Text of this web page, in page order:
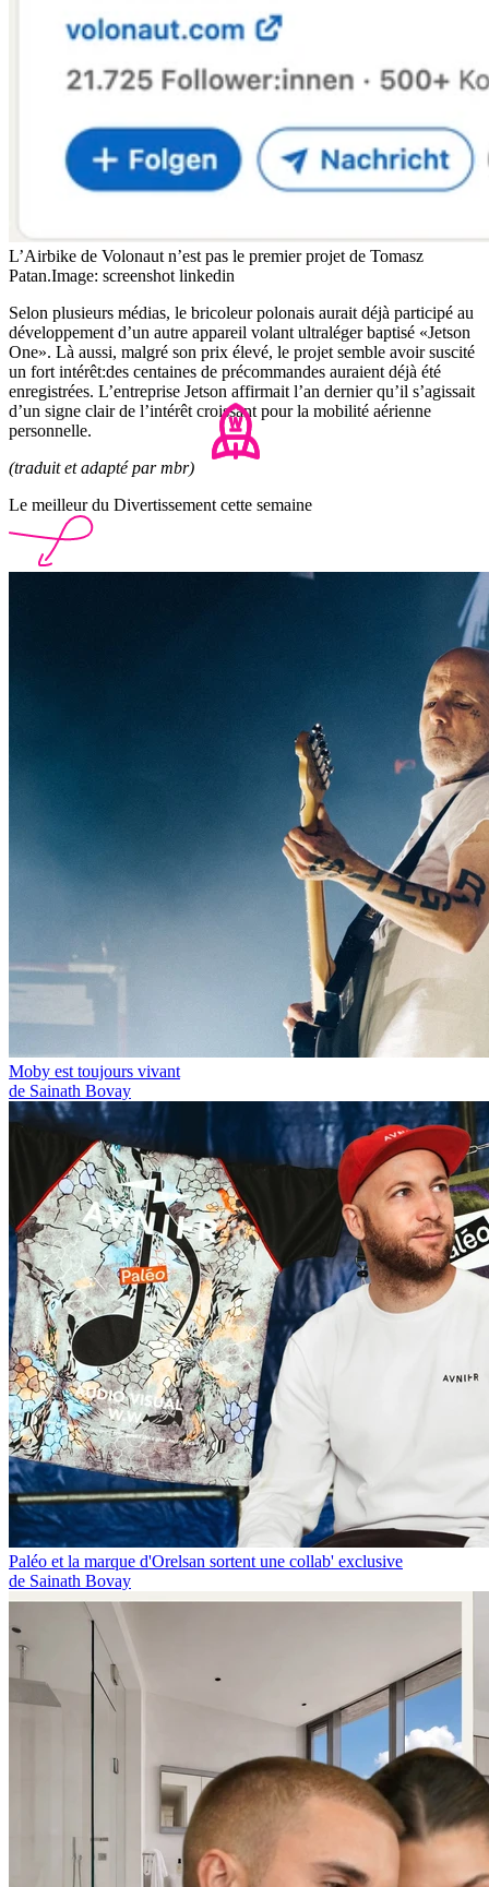
L’Airbike de Volonaut n’est pas le premier projet de Tomasz
Patan.Image: screenshot linkedin
Selon plusieurs médias, le bricoleur polonais aurait déjà participé au
développement d’un autre appareil volant ultraléger baptisé «Jetson
One». Là aussi, malgré son prix élevé, le projet semble avoir suscité
un fort intérêt:des centaines de précommandes auraient déjà été
enregistrées. L’entreprise Jetson affirmait l’an dernier qu’il s’agissait
d’un signe clair de l’intérêt croissant pour la mobilité aérienne
personnelle.
(traduit et adapté par mbr)
Le meilleur du Divertissement cette semaine
Moby est toujours vivant
de Sainath Bovay
Paléo et la marque d'Orelsan sortent une collab' exclusive
de Sainath Bovay